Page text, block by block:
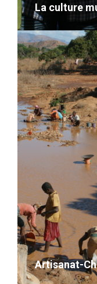
La culture
La culture
VOIR LE
Artisanat-